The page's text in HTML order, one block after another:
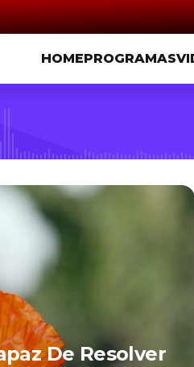
HOMEPROGRAMAS
De Resolver